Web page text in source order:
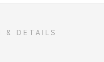
& DETAILS